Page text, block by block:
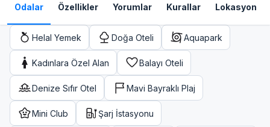
Odalar Özellikler Yorumlar Kurallar Lokasyon
Helal Yemek Doğa Oteli Aquapark
Kadınlara Özel Alan Balayı Oteli
Denize Sıfır Otel Mavi Bayraklı Plaj
Mini Club Şarj İstasyonu